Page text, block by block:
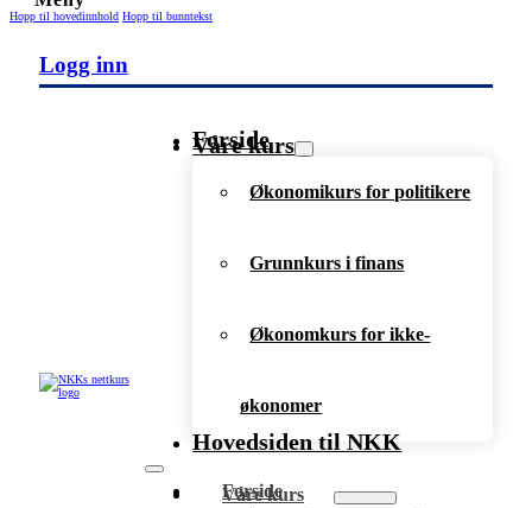
Hopp til hovedinnhold Hopp til bunntekst
Logg inn
Forside
Våre kurs
Økonomikurs for politikere
Grunnkurs i finans
Økonomkurs for ikke-
økonomer
Hovedsiden til NKK
Forside
Våre kurs